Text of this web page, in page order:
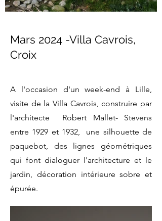
Mars 2024 -Villa Cavrois,
Croix
A l'occasion d'un week-end à Lille,
visite de la Villa Cavrois, construire par
l'architecte Robert Mallet- Stevens
entre 1929 et 1932, une silhouette de
paquebot, des lignes géométriques
qui font dialoguer l'architecture et le
jardin, décoration intérieure sobre et
épurée.